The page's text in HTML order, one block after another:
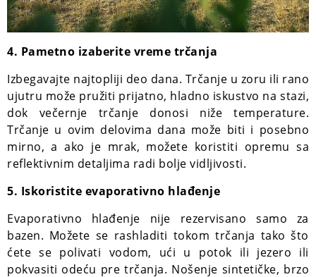
4. Pametno izaberite vreme trčanja
Izbegavajte najtopliji deo dana. Trčanje u zoru ili rano
ujutru može pružiti prijatno, hladno iskustvo na stazi,
dok večernje trčanje donosi niže temperature.
Trčanje u ovim delovima dana može biti i posebno
mirno, a ako je mrak, možete koristiti opremu sa
reflektivnim detaljima radi bolje vidljivosti.
5. Iskoristite evaporativno hlađenje
Evaporativno hlađenje nije rezervisano samo za
bazen. Možete se rashladiti tokom trčanja tako što
ćete se polivati vodom, ući u potok ili jezero ili
pokvasiti odeću pre trčanja. Nošenje sintetičke, brzo